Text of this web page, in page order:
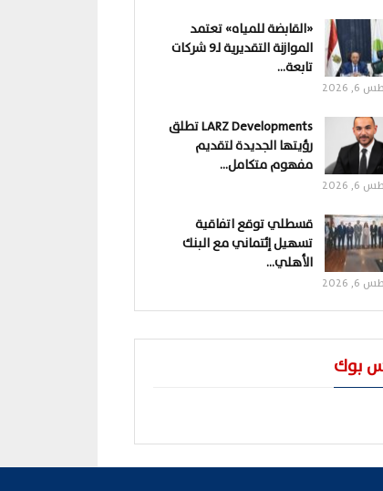
«القابضة للمياه» تعتمد
الموازنة التقديرية لـ9 شركات
تابعة…
2026
LARZ Developments تطلق
رؤيتها الجديدة لتقديم
مفهوم متكامل…
2026
قسطلي توقع اتفاقية
تسهيل إئتماني مع البنك
الأهلي…
2026
بوك